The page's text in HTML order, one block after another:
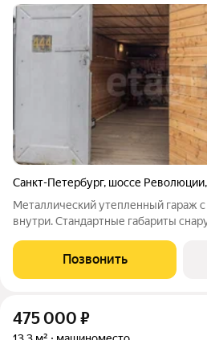
Санкт-Петербург, шоссе Революции,
Металлический утепленный гараж
внутри. Стандартные габариты снаружи:
Позвонить
475 000 ₽